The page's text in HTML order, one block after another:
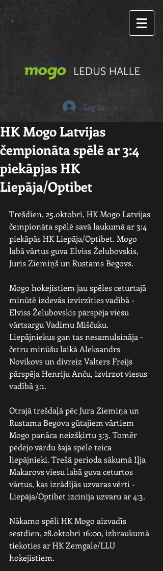
Log In
HK Mogo Latvijas
čempionāta spēlē ar 3:4
piekāpjas HK
Liepāja/Optibet
Trešdien, 25.oktobrī, HK Mogo Latvijas
čempionāta spēlē savā laukumā ar 3:4
piekāpās HK Liepāja/Optibet. Mogo
labā vārtus guva Elviss Želubovskis,
Juris Ziemiņš un Rustams Begovs.
Mogo hokejistiem jau spēles ceturtajā
minūtē izdevās izvirzīties vadībā -
Elviss Želubovskis pārspēja viesu
vārtsargu Vadimu Miščuku.
Liepājniekus gan tas nesamulsināja -
četru minūšu laikā Aleksandrs
Novikovs un divreiz Valters Freijs
pārspēja Henriju Anču, izvirzot viesus
vadībā 3:1.
Otrajā trešdaļā pēc Jura Ziemiņa un
Rustama Begova gūtajiem vārtiem
Mogo panāca neizšķirtu 3:3. Tomēr
pēdējo vārdu šajā spēlē teica
liepājnieki. Trešā perioda sākumā Iļja
Makarovs viesu labā guva ceturtos
vārtus, kas izrādījās uzvaras vērti -
Liepāja/Optibet izcīnīja uzvaru ar 4:3.
Nākamo spēli HK Mogo aizvadīs
sestdien, 28.oktobrī 16:00, izbraukumā
tiekoties ar HK Zemgale/LLU
hokejistiem.